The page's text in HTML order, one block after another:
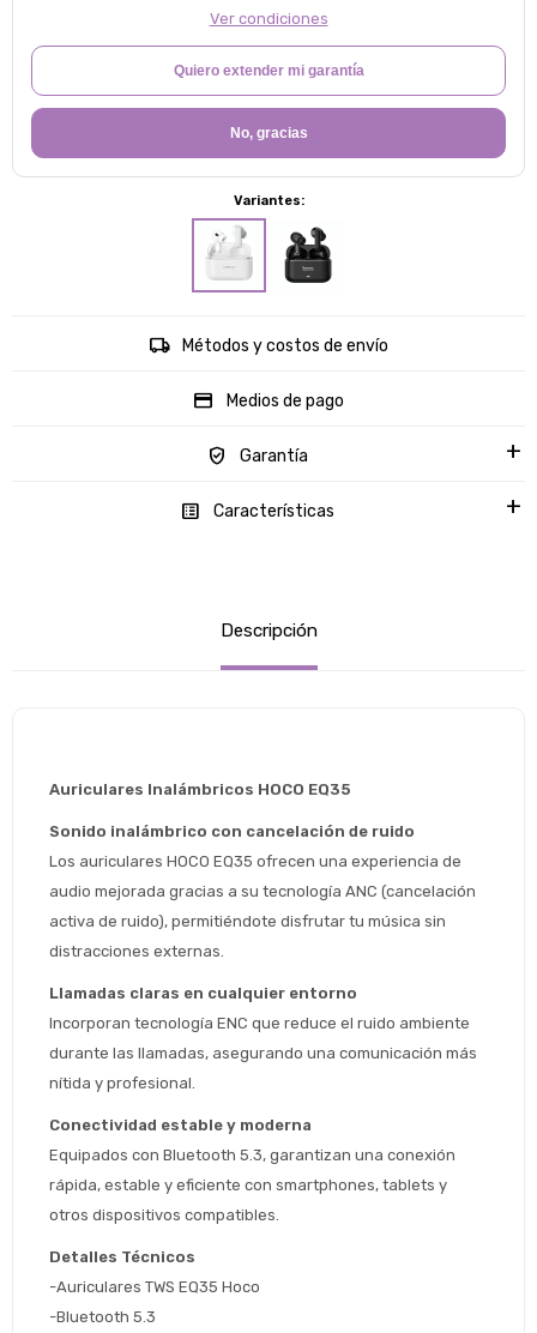
Ver condiciones
Quiero extender mi garantía
No, gracias
Variantes:
Métodos y costos de envío
Medios de pago
Garantía
Características
Descripción
Auriculares Inalámbricos HOCO EQ35
Sonido inalámbrico con cancelación de ruido
Los auriculares HOCO EQ35 ofrecen una experiencia de
audio mejorada gracias a su tecnología ANC (cancelación
activa de ruido), permitiéndote disfrutar tu música sin
distracciones externas.
Llamadas claras en cualquier entorno
Incorporan tecnología ENC que reduce el ruido ambiente
durante las llamadas, asegurando una comunicación más
nítida y profesional.
Conectividad estable y moderna
Equipados con Bluetooth 5.3, garantizan una conexión
rápida, estable y eficiente con smartphones, tablets y
otros dispositivos compatibles.
Detalles Técnicos
-Auriculares TWS EQ35 Hoco
-Bluetooth 5.3
Comprá ahora y Pagá
Después, hasta en 12
cuotas y sin tocar tu
tarjeta de crédito
* sujeto aprobación crediticia
Fecha de nacimiento
Estimado/a
Después.
¡Tenés hasta
para comprar en las cuotas
que prefieras!
Elegí tus productos preferidos
Seleccioná Pago Después como metodo
Ups!
Parece que no tenes oferta, lamentamos
preguntas@pagodespues.com.uy
¡Algo salió mal!
Por favor intenta nuevamente mas tarde.